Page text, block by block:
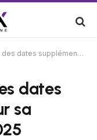
pour sa tournée mondiale 2025
dates
sa